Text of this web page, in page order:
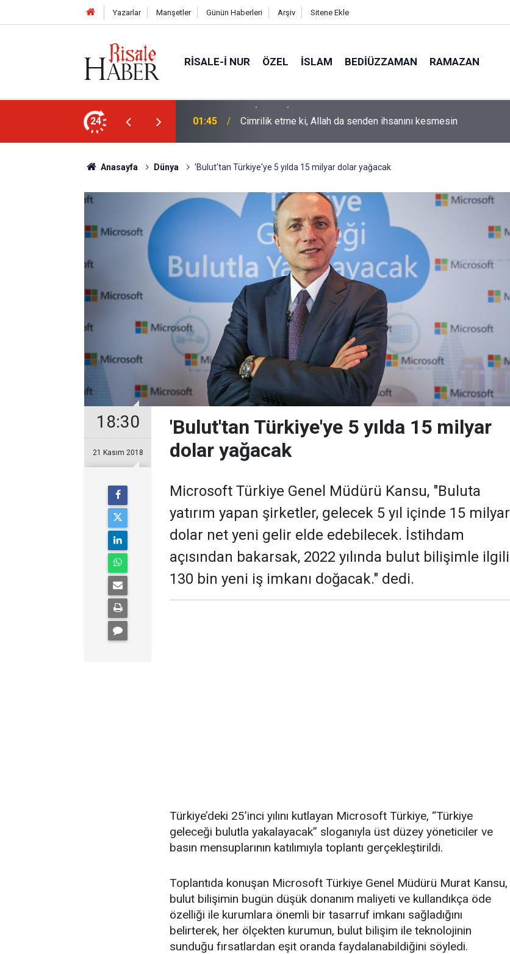
Yazarlar Manşetler Günün Haberleri Arşiv Sitene Ekle
RISALE-I NUR ÖZEL İSLAM BEDIÜZZAMAN RAMAZAN
24
bu kelime ile saadet-i ebediye müjdesine
01:45 Cimrilik etme ki, Allah da senden ihsanını kesmesin
Anasayfa Dünya 'Bulut'tan Türkiye'ye 5 yılda 15 milyar dolar yağacak
18:30
21 Kasım 2018
'Bulut'tan Türkiye'ye 5 yılda 15 milyar
dolar yağacak
Microsoft Türkiye Genel Müdürü Kansu, "Buluta
yatırım yapan şirketler, gelecek 5 yıl içinde 15 milyar
dolar net yeni gelir elde edebilecek. İstihdam
açısından bakarsak, 2022 yılında bulut bilişimle ilgili
130 bin yeni iş imkanı doğacak." dedi.
Türkiye’deki 25’inci yılını kutlayan Microsoft Türkiye, “Türkiye
geleceği bulutla yakalayacak” sloganıyla üst düzey yöneticiler ve
basın mensuplarının katılımıyla toplantı gerçekleştirildi.
Toplantıda konuşan Microsoft Türkiye Genel Müdürü Murat Kansu,
bulut bilişimin bugün düşük donanım maliyeti ve kullandıkça öde
özelliği ile kurumlara önemli bir tasarruf imkanı sağladığını
belirterek, her ölçekten kurumun, bulut bilişim ile teknolojinin
sunduğu fırsatlardan eşit oranda faydalanabildiğini söyledi.